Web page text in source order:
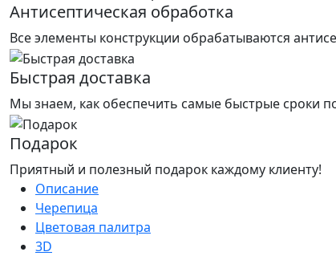
Антисептическая обработка
Все элементы конструкции обрабатываются
Быстрая доставка
Мы знаем, как обеспечить самые быстрые сроки
Подарок
Приятный и полезный подарок каждому клиенту!
Описание
Черепица
Цветовая палитра
3D